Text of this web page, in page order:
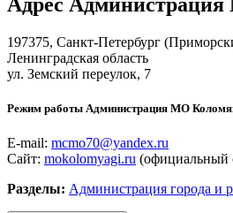
Адрес
197375, Санкт-Петербург
Ленинградская область
ул. Земский переулок, 7
Режим работы Администрация МО
E-mail: mсmo70@yandex.ru
Сайт: mokolomyagi.ru (официальный
Разделы: Администрация города и